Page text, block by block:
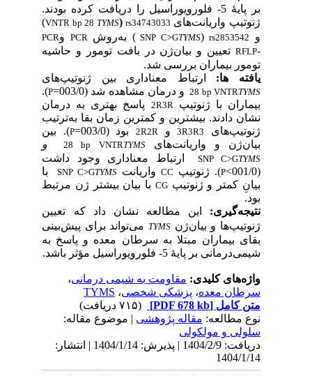
بر پایۀ 5- فلورویوراسیل را دریافت کرده بودند.
واریانتهایrs34743033
(
TYMS
28
bp
VNTR
)
TYMS
SNP C>G) بهروشPCR و PCR
تعیین و بیانژن در بافت تومور و حاشیه
بیماران بررسی شد.
ارتباط معناداری بین ژنوتیپ‌های
28 bp VNTRو درمان مشاهده شد (003/0= P
).
با ژنوتیپ
2R3Rپاسخ بهتری به درمان
دادند. بیشترین و کمترین زمان بقا به‌ترتیب
3R3R3و2R2Rبود (003/0= P). بین
ژن و واریانت‌های TYMS
28 bp VNTR و
SNP C>Gارتباط معناداری وجود داشت
). ژنوتیپCCواریانتTYMS
SNP C>G با
کمتر و ژنوتیپCGبا بیان بیشتر ژن مرتبط
این مطالعه نشان داد که تعیین
و بیان ژنTYMS می‌تواند برای پیش‌بینی
بیماران مبتلا به سرطان معده و پاسخ به
بر پایۀ 5- فلورویوراسیل مؤثر باشد.
کلیدی: مقاومت به شیمی درمانی،
،پزشکی شخصی،TYMS
(۷۱۵ دریافت)
مقاله پژوهشی | موضوع مقاله:
و مولکولی
دریافت: 1404/2/9 | پذیرش: 1404/1/14 | انتشار: